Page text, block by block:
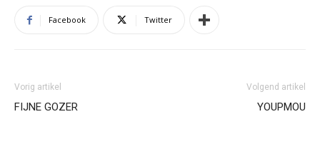
Facebook Twitter
Vorig artikel
FIJNE GOZER
Volgend artikel
YOUPMOU